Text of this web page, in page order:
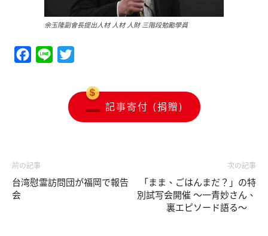
余玉隆副會長提出人材 人材 人財 三階段勉勵學員
Facebook
Line
記事寄付 (捐贈)
前の記事
台湾慰霊訪問団が福岡で報告
会
次の記事
「まま、ごはんまだ？」の特
別試写会開催 〜一青妙さん、
裏エピソード語る〜